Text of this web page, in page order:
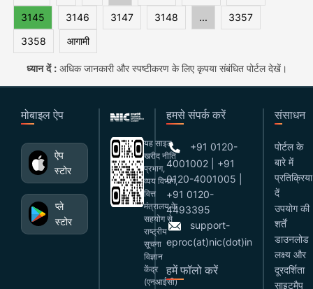
3145
3146 3147 3148 ...
3357
3358
आगामी
ध्यान दें :अधिक जानकारी और स्पष्टीकरण के लिए कृपया संबंधित पोर्टल देखें।
मोबाइल ऐप
ऐप
स्टोर
प्ले
स्टोर
यह साइट
खरीद नीति
प्रभाग,
व्यय विभाग,
वित्त
मंत्रालय के
सहयोग से
राष्ट्रीय
सूचना
विज्ञान
केंद्र
(एनआईसी)
हमसे संपर्क करें
+91 0120-
4001002 | +91
0120-4001005 |
+91 0120-
4493395
support-
eproc(at)nic(dot)in
हमें फॉलो करें
संसाधन
पोर्टल के
बारे में
प्रतिक्रिया
दें
उपयोग की
शर्तें
डाउनलोड
लक्ष्य और
दूरदर्शिता
साइटमैप